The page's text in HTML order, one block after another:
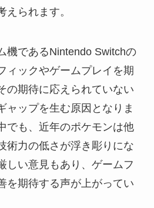
えられます。
機であるNintendo Switchの
ィックやゲームプレイを期
の期待に応えられていない
ャップを生む原因となりま
でも、近年のポケモンは他
術力の低さが浮き彫りにな
しい意見もあり、ゲームフ
を期待する声が上がってい